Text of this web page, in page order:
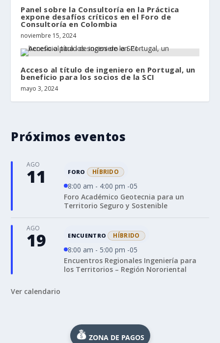
Panel sobre la Consultoría en la Práctica
expone desafíos críticos en el Foro de
Consultoría en Colombia
noviembre 15, 2024
Acceso al título de ingeniero en Portugal, un
beneficio para los socios de la SCI
mayo 3, 2024
Próximos eventos
AGO
11 FORO HÍBRIDO
8:00 am - 4:00 pm -05
Foro Académico Geotecnia para un
Territorio Seguro y Sostenible
AGO
19 ENCUENTRO HÍBRIDO
8:00 am - 5:00 pm -05
Encuentros Regionales Ingeniería para
los Territorios – Región Nororiental
Ver calendario
ZONA DE PAGOS